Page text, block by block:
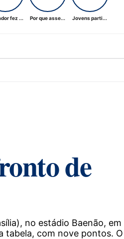
fez ... Por que asse... Jovens parti...
de
no estádio Baenão, em
tabela, com nove pontos. O